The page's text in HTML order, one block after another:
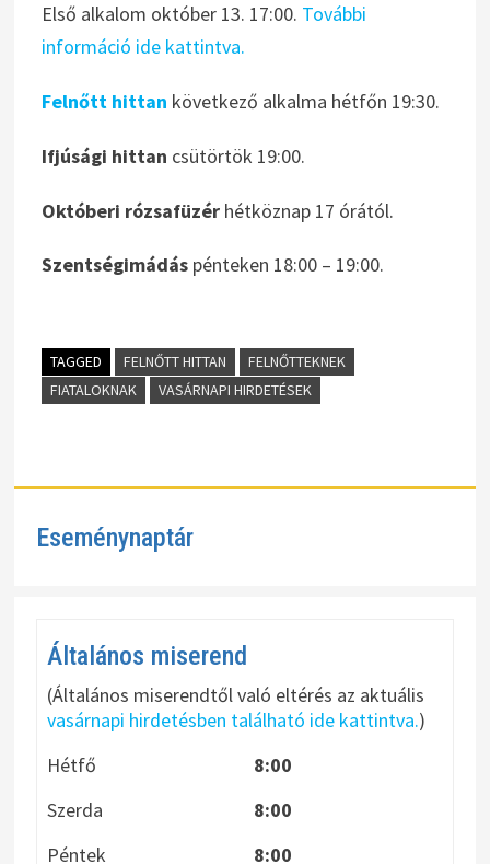
Első alkalom október 13. 17:00. További
információ ide kattintva.
Felnőtt hittan következő alkalma hétfőn 19:30.
Ifjúsági hittan csütörtök 19:00.
Októberi rózsafüzérhétköznap 17 órától.
Szentségimádás pénteken 18:00 – 19:00.
TAGGED FELNŐTT HITTAN
FELNŐTTEKNEK
FIATALOKNAK
VASÁRNAPI HIRDETÉSEK
Eseménynaptár
Általános miserend
(Általános miserendtől való eltérés az aktuális
vasárnapi hirdetésben található ide kattintva.)
Hétfő
8:00
Szerda
8:00
Péntek
8:00